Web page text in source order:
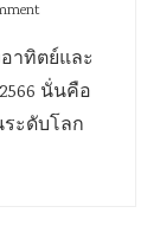
าทิตย์และ
นั่นคือ
ะดับโลก